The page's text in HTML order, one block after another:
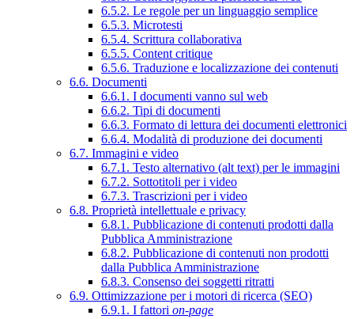
6.5.2. Le regole per un linguaggio semplice
6.5.3. Microtesti
6.5.4. Scrittura collaborativa
6.5.5. Content critique
6.5.6. Traduzione e localizzazione dei contenuti
6.6. Documenti
6.6.1. I documenti vanno sul web
6.6.2. Tipi di documenti
6.6.3. Formato di lettura dei documenti elettronici
6.6.4. Modalità di produzione dei documenti
6.7. Immagini e video
6.7.1. Testo alternativo (alt text) per le immagini
6.7.2. Sottotitoli per i video
6.7.3. Trascrizioni per i video
6.8. Proprietà intellettuale e privacy
6.8.1. Pubblicazione di contenuti prodotti dalla
Pubblica Amministrazione
6.8.2. Pubblicazione di contenuti non prodotti
dalla Pubblica Amministrazione
6.8.3. Consenso dei soggetti ritratti
6.9. Ottimizzazione per i motori di ricerca (SEO)
6.9.1. I fattori on-page